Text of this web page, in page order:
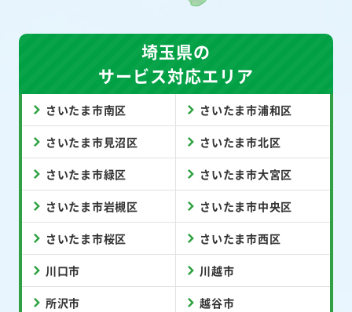
埼玉県の
サービス対応エリア
さいたま市南区 さいたま市浦和区
さいたま市見沼区 さいたま市北区
さいたま市緑区 さいたま市大宮区
さいたま市岩槻区 さいたま市中央区
さいたま市桜区 さいたま市西区
川口市 川越市
所沢市 越谷市